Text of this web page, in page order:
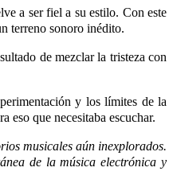
a ser fiel a su estilo. Con este
terreno sonoro inédito.
de mezclar la tristeza con
y los límites de la
eso que necesitaba escuchar.
musicales aún inexplorados.
de la música electrónica y